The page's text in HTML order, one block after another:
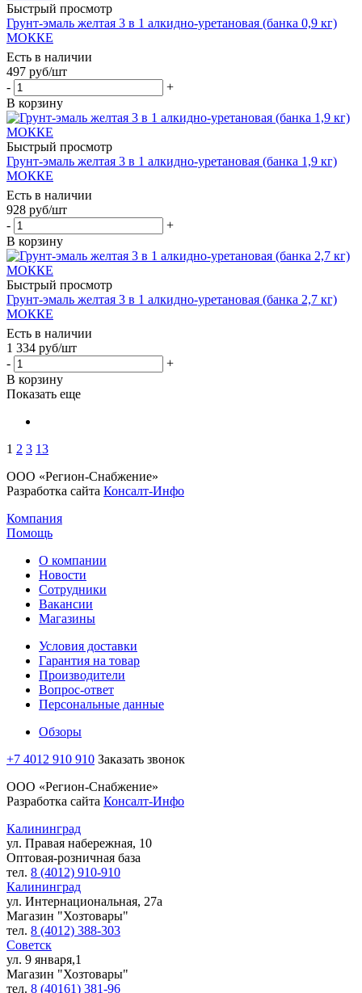
Быстрый просмотр
Грунт-эмаль желтая 3 в 1 алкидно-уретановая (банка 0,9 кг)
МОККЕ
Есть в наличии
497 руб/шт
-
+
В корзину
Быстрый просмотр
Грунт-эмаль желтая 3 в 1 алкидно-уретановая (банка 1,9 кг)
МОККЕ
Есть в наличии
928 руб/шт
-
+
В корзину
Быстрый просмотр
Грунт-эмаль желтая 3 в 1 алкидно-уретановая (банка 2,7 кг)
МОККЕ
Есть в наличии
1 334 руб/шт
-
+
В корзину
Показать еще
1 2 3 13
ООО «Регион-Снабжение»
Разработка сайта Консалт-Инфо
Компания
Помощь
О компании
Новости
Сотрудники
Вакансии
Магазины
Условия доставки
Гарантия на товар
Производители
Вопрос-ответ
Персональные данные
Обзоры
+7 4012 910 910 Заказать звонок
ООО «Регион-Снабжение»
Разработка сайта Консалт-Инфо
Калининград
ул. Правая набережная, 10
Оптовая-розничная база
тел. 8 (4012) 910-910
Калининград
ул. Интернациональная, 27а
Магазин "Хозтовары"
тел. 8 (4012) 388-303
Советск
ул. 9 января,1
Магазин "Хозтовары"
тел. 8 (40161) 381-96